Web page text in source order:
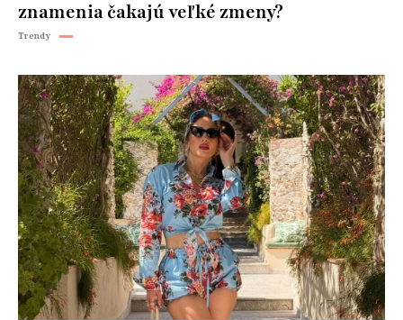
znamenia čakajú veľké zmeny?
Trendy